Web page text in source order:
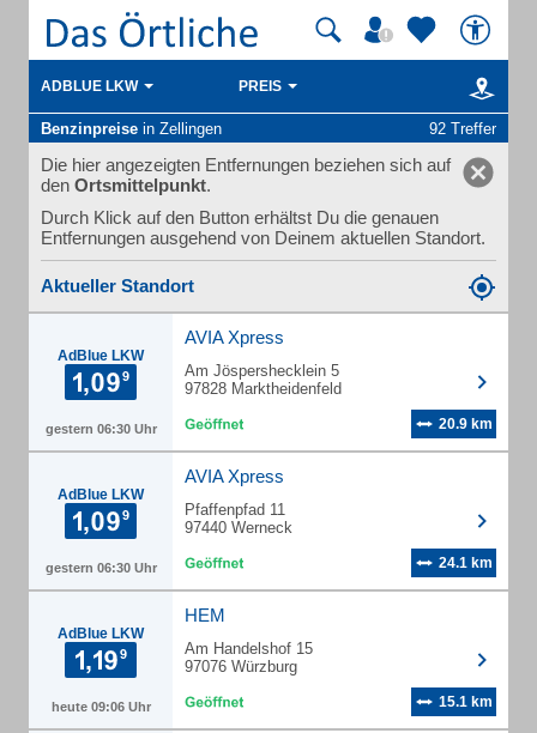
ADBLUE LKW PREIS
Benzinpreise in Zellingen 92 Treffer
Die hier angezeigten Entfernungen beziehen sich auf
den Ortsmittelpunkt.
Durch Klick auf den Button erhältst Du die genauen
Entfernungen ausgehend von Deinem aktuellen Standort.
Aktueller Standort
AdBlue LKW
gestern 06:30 Uhr
AVIA Xpress
Am Jöspershecklein 5
97828 Marktheidenfeld
20.9 km
AdBlue LKW
gestern 06:30 Uhr
AVIA Xpress
Pfaffenpfad 11
97440 Werneck
24.1 km
AdBlue LKW
heute 09:06 Uhr
HEM
Am Handelshof 15
97076 Würzburg
15.1 km